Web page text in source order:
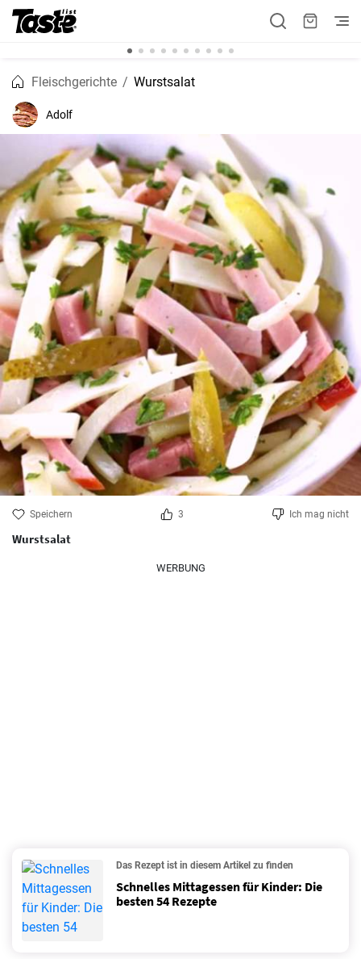
Fleischgerichte Wurstsalat
Adolf
Speichern 3 Ich mag nicht
Wurstsalat
WERBUNG
Das Rezept ist in diesem Artikel zu finden
Schnelles Mittagessen für Kinder: Die
besten 54 Rezepte